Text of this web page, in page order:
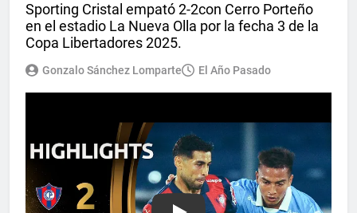
Sporting Cristal empató 2-2con Cerro Porteño
en el estadio La Nueva Olla por la fecha 3 de la
Copa Libertadores 2025.
Gonzalo Sánchez Lomparte El Año Pasado